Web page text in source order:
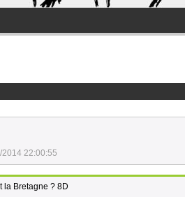
2014 22:00:55
la Bretagne ? 8D